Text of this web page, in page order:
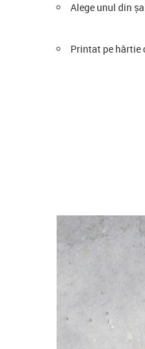
Alege unul din
Printat pe hârtie